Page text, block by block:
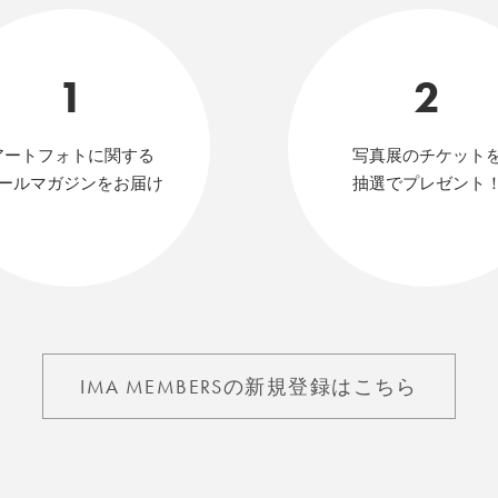
1
ートフォトに関する
ルマガジンをお届け
2
写真展のチケット
抽選でプレゼント
IMA MEMBERSの新規登録はこちら